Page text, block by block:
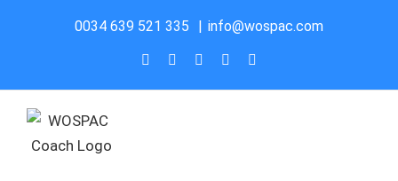
0034 639 521 335 | info@wospac.com
InstagramFacebook YouTube